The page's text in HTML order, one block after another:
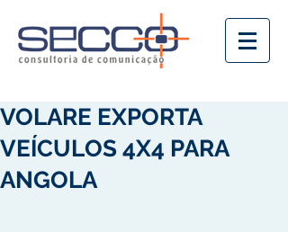
VOLARE EXPORTA
VEÍCULOS 4X4 PARA
ANGOLA